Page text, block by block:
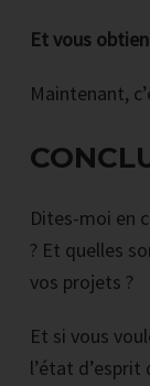
Et vous
Maintenant,
Dites-moi en
? Et quelles
vos projets ?
Et si vous
l’état